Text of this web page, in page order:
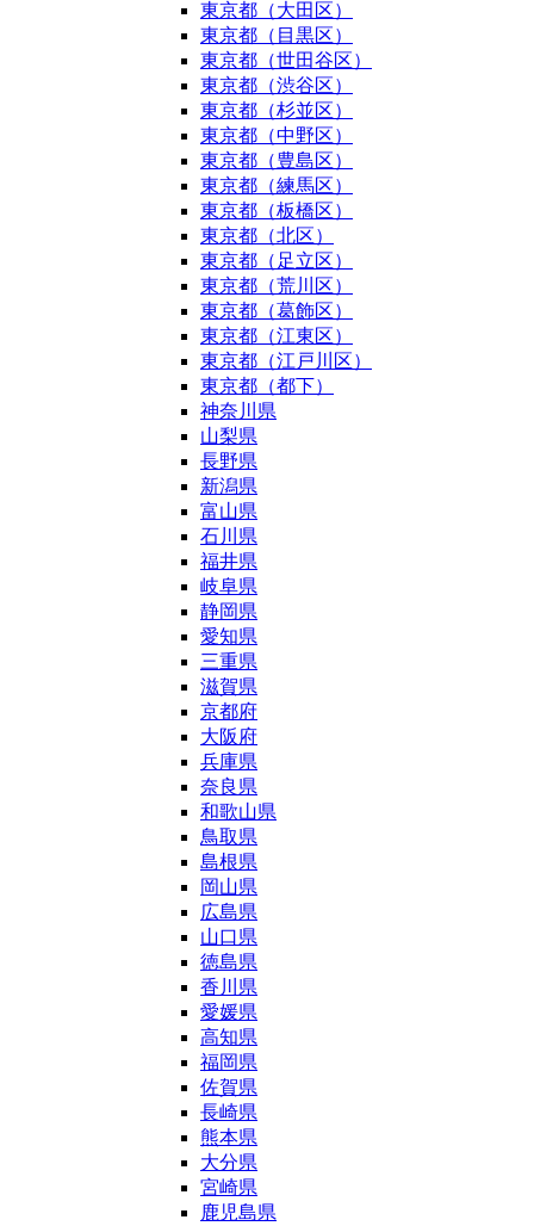
東京都（大田区）
東京都（目黒区）
東京都（世田谷区）
東京都（渋谷区）
東京都（杉並区）
東京都（中野区）
東京都（豊島区）
東京都（練馬区）
東京都（板橋区）
東京都（北区）
東京都（足立区）
東京都（荒川区）
東京都（葛飾区）
東京都（江東区）
東京都（江戸川区）
東京都（都下）
神奈川県
山梨県
長野県
新潟県
富山県
石川県
福井県
岐阜県
静岡県
愛知県
三重県
滋賀県
京都府
大阪府
兵庫県
奈良県
和歌山県
鳥取県
島根県
岡山県
広島県
山口県
徳島県
香川県
愛媛県
高知県
福岡県
佐賀県
長崎県
熊本県
大分県
宮崎県
鹿児島県